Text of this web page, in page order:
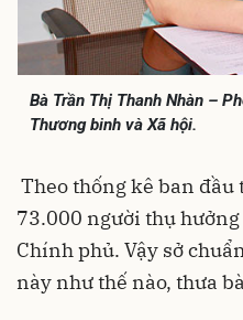
Bà Trần Thị Thanh Nhàn –
Thương binh và Xã hội.
Theo thống kê ban
73.000 người thụ
Chính phủ. Vậy sở
này như thế nào, thưa